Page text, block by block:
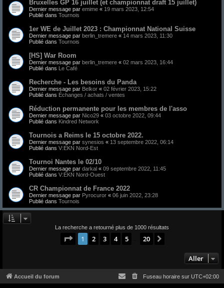
Bruxelles GP 16 juillet (et championnat draft 15 juillet)
Dernier message par emime « 19 mars 2023, 12:54
Publié dans Tournois
1er WE de Juillet 2023 : Championnat National Suisse
Dernier message par berlin_tremere « 14 mars 2023, 11:30
Publié dans Tournois
[HS] War Room
Dernier message par berlin_tremere « 02 mars 2023, 16:44
Publié dans Le Café
Recherche - Les besoins du Panda
Dernier message par Belkor « 02 février 2023, 15:22
Publié dans Échanges / achats / ventes
Réduction permanente pour les membres de l'asso
Dernier message par Nico29 « 03 octobre 2022, 09:44
Publié dans Kindred Network
Tournois a Reims le 15 octobre 2022.
Dernier message par synesios « 13 septembre 2022, 06:14
Publié dans V:EKN Nord-Est
Tournoi Nantes le 02/10
Dernier message par darkal « 09 septembre 2022, 11:45
Publié dans V:EKN Nord-Ouest
CR Championnat de France 2022
Dernier message par Pyrocuror « 06 juin 2022, 23:28
Publié dans Tournois
La recherche a retourné plus de 1000 résultats
Page 1sur20
1 2 3 4 5 20
Aller
Accueil du forum Fuseau horaire sur UTC+02:00